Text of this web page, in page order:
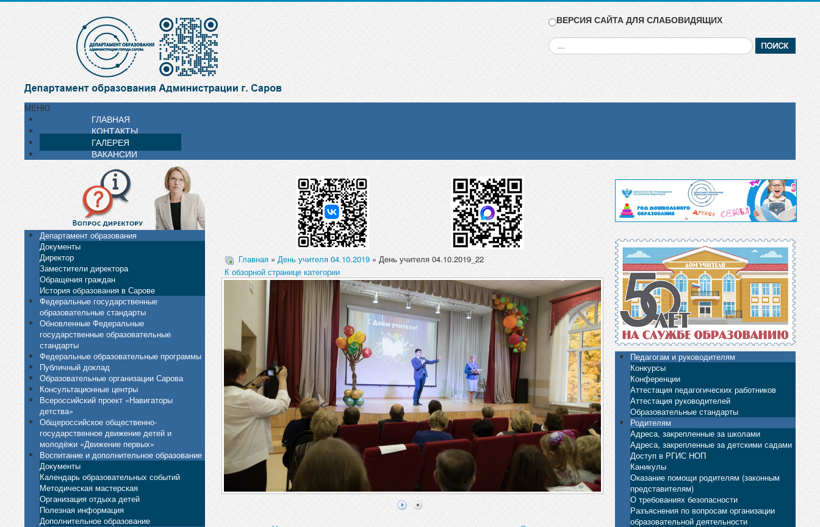
ВЕРСИЯ САЙТА ДЛЯ СЛАБОВИДЯЩИХ
Искать...
МЕНЮ
ГЛАВНАЯ
КОНТАКТЫ
ГАЛЕРЕЯ
ВАКАНСИИ
Департамент образования
Документы
Директор
Заместители директора
Обращения граждан
История образования в Сарове
Федеральные государственные
образовательные стандарты
Обновленные Федеральные
государственные образовательные
стандарты
Федеральные образовательные программы
Публичный доклад
Образовательные организации Сарова
Консультационные центры
Всероссийский проект «Навигаторы
детства»
Общероссийское общественно-
государственное движение детей и
молодёжи «Движение первых»
Воспитание и дополнительное образование
Документы
Календарь образовательных событий
Методическая мастерская
Организация отдыха детей
Полезная информация
Дополнительное образование
Главная»День учителя 04.10.2019» День учителя 04.10.2019_22
К обзорной странице категории
Педагогам и руководителям
Конкурсы
Конференции
Аттестация педагогических работников
Аттестация руководителей
Образовательные стандарты
Родителям
Адреса, закрепленные за школами
Адреса, закрепленные за детскими садами
Доступ в РГИС НОП
Каникулы
Оказание помощи родителям (законным
представителям)
О требованиях безопасности
Разъяснения по вопросам организации
образовательной деятельности